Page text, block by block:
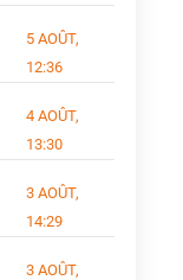
5 AOÛT,
12:36
4 AOÛT,
13:30
3 AOÛT,
14:29
3 AOÛT,